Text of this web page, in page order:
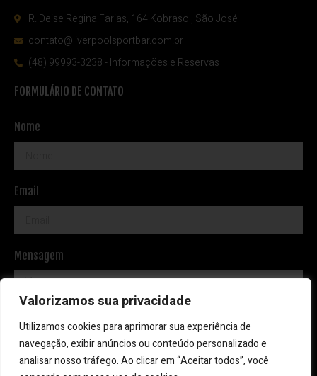
Valorizamos sua privacidade
Utilizamos cookies para aprimorar sua experiência de
navegação, exibir anúncios ou conteúdo personalizado e
analisar nosso tráfego. Ao clicar em “Aceitar todos”, você
R. Deise Regina Farias, 164 Kobrasol, São José
contato@liverpoolsportbar.com.br
(48) 99993-3238 - Informações e Reservas
FORMULÁRIO DE CONTATO
Nome
Email
Mensagem